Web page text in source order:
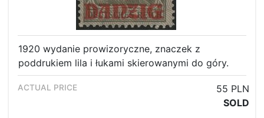
1920 wydanie prowizoryczne, znaczek z
poddrukiem lila i łukami skierowanymi do góry.
55 PLN
SOLD